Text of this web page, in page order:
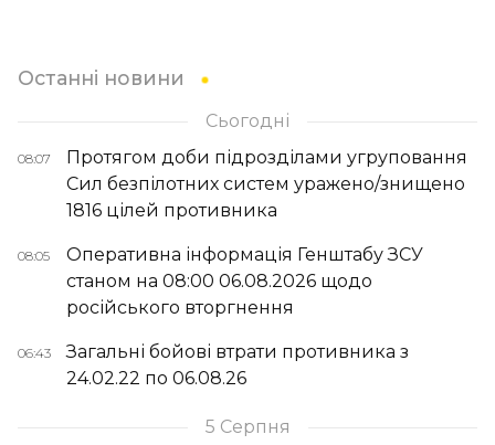
Останні новини
Сьогодні
08:07
Протягом доби підрозділами угруповання
Сил безпілотних систем уражено/знищено
1816 цілей противника
08:05
Оперативна інформація Генштабу ЗСУ
станом на 08:00 06.08.2026 щодо
російського вторгнення
06:43
Загальні бойові втрати противника з
24.02.22 по 06.08.26
5 Серпня